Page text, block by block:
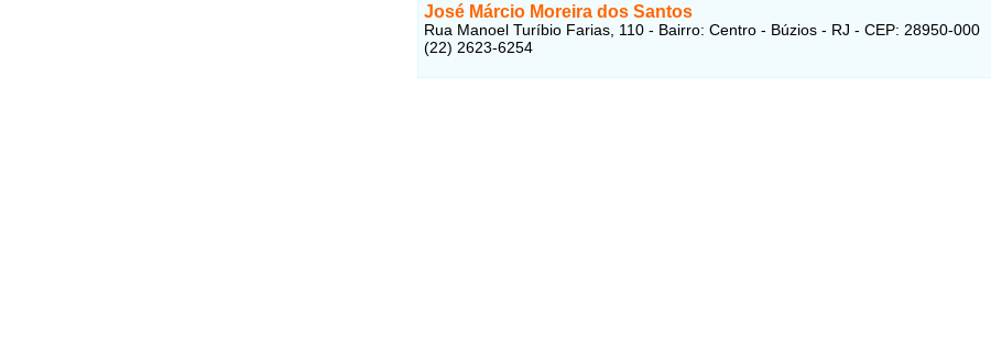
José Márcio Moreira dos Santos
Rua Manoel Turíbio Farias, 110 - Bairro: Centro - Búzios - RJ - CEP: 28950-000
(22) 2623-6254